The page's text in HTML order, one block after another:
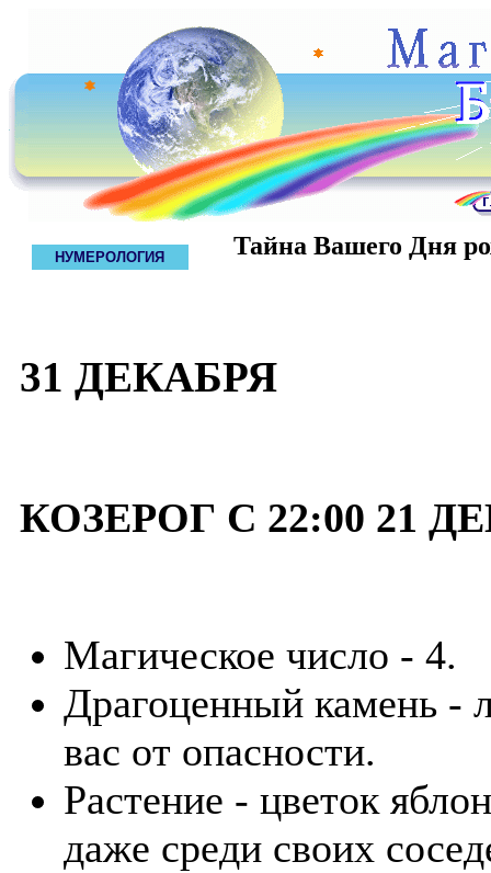
НУМЕРОЛОГИЯ Тайна Вашего Дня
31 ДЕКАБРЯ
КОЗЕРОГ С 22:00 21
Магическое число - 4.
Драгоценный камень -
вас от опасности.
Растение - цветок
даже среди своих